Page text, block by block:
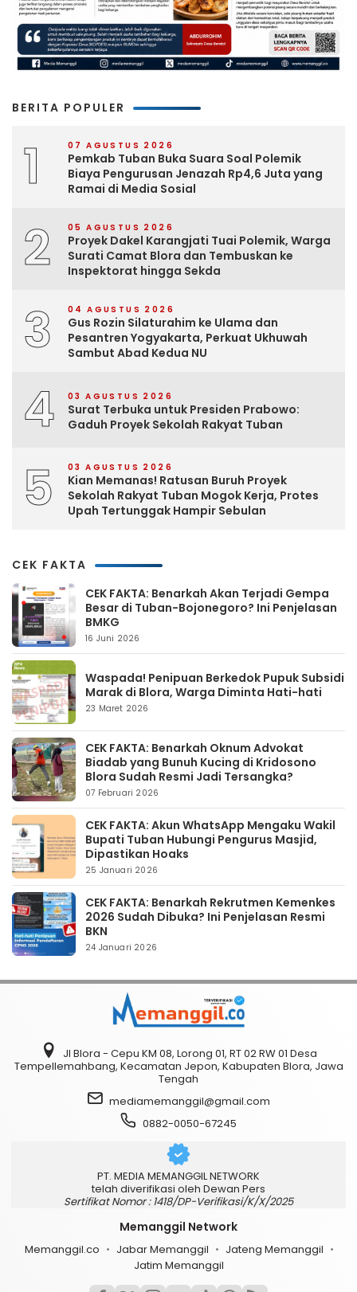
BERITA POPULER
1 07 AGUSTUS 2026
Pemkab Tuban Buka Suara Soal Polemik
Biaya Pengurusan Jenazah Rp4,6 Juta yang
Ramai di Media Sosial
2 05 AGUSTUS 2026
Proyek Dakel Karangjati Tuai Polemik, Warga
Surati Camat Blora dan Tembuskan ke
Inspektorat hingga Sekda
3 04 AGUSTUS 2026
Gus Rozin Silaturahim ke Ulama dan
Pesantren Yogyakarta, Perkuat Ukhuwah
Sambut Abad Kedua NU
4 03 AGUSTUS 2026
Surat Terbuka untuk Presiden Prabowo:
Gaduh Proyek Sekolah Rakyat Tuban
5 03 AGUSTUS 2026
Kian Memanas! Ratusan Buruh Proyek
Sekolah Rakyat Tuban Mogok Kerja, Protes
Upah Tertunggak Hampir Sebulan
CEK FAKTA
CEK FAKTA: Benarkah Akan Terjadi Gempa
Besar di Tuban-Bojonegoro? Ini Penjelasan
BMKG
16 Juni 2026
Waspada! Penipuan Berkedok Pupuk Subsidi
Marak di Blora, Warga Diminta Hati-hati
23 Maret 2026
CEK FAKTA: Benarkah Oknum Advokat
Biadab yang Bunuh Kucing di Kridosono
Blora Sudah Resmi Jadi Tersangka?
07 Februari 2026
CEK FAKTA: Akun WhatsApp Mengaku Wakil
Bupati Tuban Hubungi Pengurus Masjid,
Dipastikan Hoaks
25 Januari 2026
CEK FAKTA: Benarkah Rekrutmen Kemenkes
2026 Sudah Dibuka? Ini Penjelasan Resmi
BKN
24 Januari 2026
Jl Blora - Cepu KM 08, Lorong 01, RT 02 RW 01 Desa
Tempellemahbang, Kecamatan Jepon, Kabupaten Blora, Jawa
Tengah
mediamemanggil@gmail.com
0882-0050-67245
PT. MEDIA MEMANGGIL NETWORK
telah diverifikasi oleh Dewan Pers
Sertifikat Nomor : 1418/DP-Verifikasi/K/X/2025
Memanggil Network
Memanggil.co Jabar Memanggil
Jateng Memanggil
Jatim Memanggil